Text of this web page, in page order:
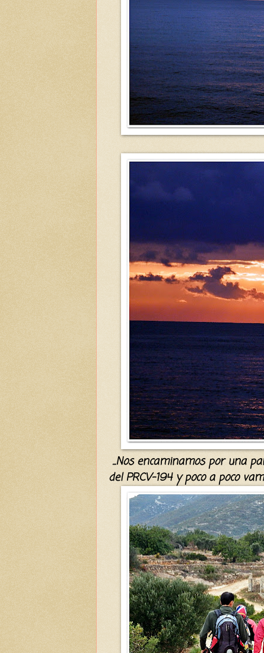
...Nos encaminamosporuna
del PRCV-194 y poco a poco